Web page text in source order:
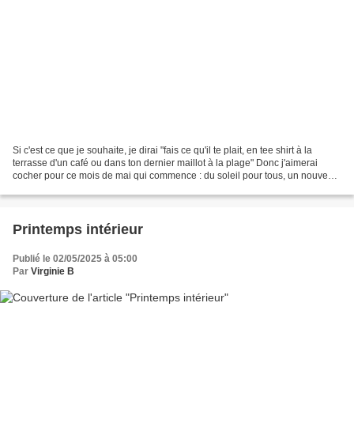
Si c'est ce que je souhaite, je dirai "fais ce qu'il te plait, en tee shirt à la
terrasse d'un café ou dans ton dernier maillot à la plage" Donc j'aimerai
cocher pour ce mois de mai qui commence : du soleil pour tous, un nouveau
Printemps intérieur
Publié le 02/05/2025 à 05:00
Par Virginie B